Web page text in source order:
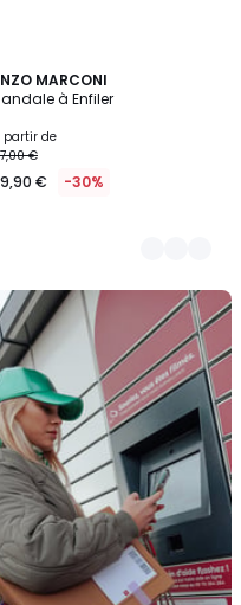
MARCONI
à Enfiler
partir de
€
€ -30%